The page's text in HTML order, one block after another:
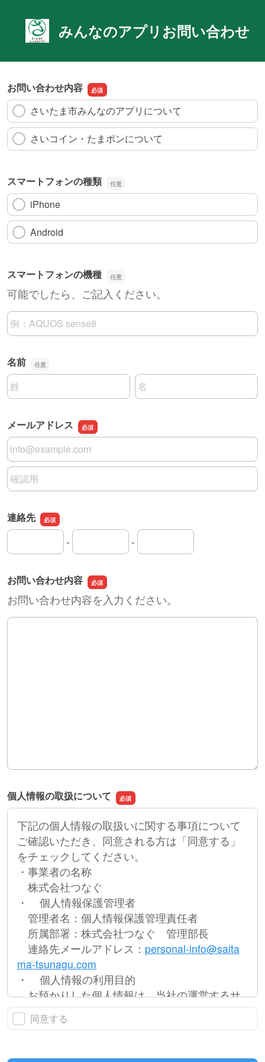
みんなのアプリお問い合わせ
お問い合わせ内容
さいたま市みんなのアプリについて
さいコイン・たまポンについて
スマートフォンの種類
iPhone
Android
スマートフォンの機種
可能でしたら、ご記入ください。
スマートフォンの機種
名前
名前の姓
名前の名
メールアドレス
メールアドレス
メールアドレスの確認用
連絡先
連絡先の市外局番
-
連絡先の市内局番 -
連絡先の加入者番号
お問い合わせ内容
お問い合わせ内容を入力ください。
お問い合わせ内容
個人情報の取扱について
下記の個人情報の取扱いに関する事項について
ご確認いただき、同意される方は「同意する」
をチェックしてください。
・事業者の名称
株式会社つなぐ
・ 個人情報保護管理者
管理者名：個人情報保護管理責任者
所属部署：株式会社つなぐ 管理部長
連絡先メールアドレス： personal-info@saita
ma-tsunagu.com
・ 個人情報の利用目的
お預かりした個人情報は、当社の運営するサ
ービスに関するお問合せへの対応に利用しま
す。
本手続きでは、以下の項目をフォームに入力
同意する